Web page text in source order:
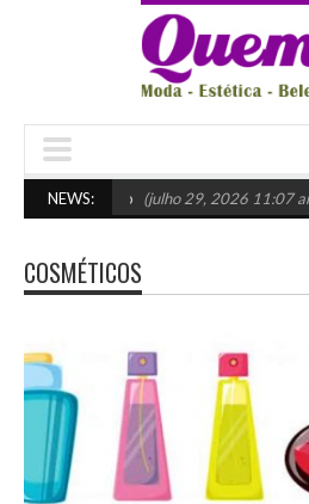
NEWS:
o certo (julho 29, 2026 11:07 am)
COSMÉTICOS